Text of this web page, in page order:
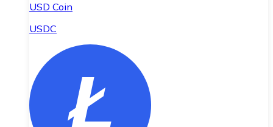
USD Coin
USDC